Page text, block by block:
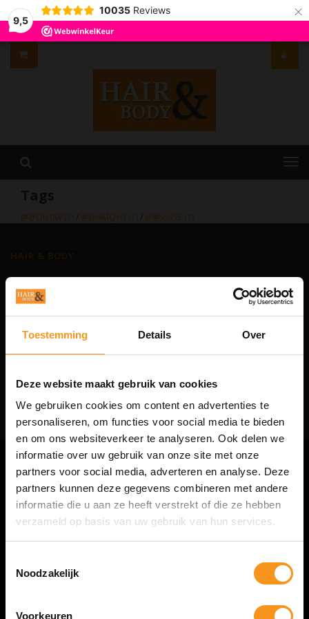
Toestemming Details Over
Deze website maakt gebruik van cookies
We gebruiken cookies om content en advertenties te
personaliseren, om functies voor social media te bieden
en om ons websiteverkeer te analyseren. Ook delen we
informatie over uw gebruik van onze site met onze
partners voor social media, adverteren en analyse. Deze
partners kunnen deze gegevens combineren met andere
informatie die u aan ze heeft verstrekt of die ze hebben
verzameld op basis van uw gebruik van hun services.
Noodzakelijk
Voorkeuren
9,5
10035 Reviews ×
Tags
@@OtL0W (1) @@wMQxG (1) @@x5iG5 (1)
HAIR & BODY
NIEUWSBRIEF
KLANTENSERVICE
Algemene voorwaarden
Privacy Statement & Cookie beleid
FAQ (Veelgestelde vragen)
INFORMATIE
10% Summer Time Korting
Geniet van de zomer met10% Summer TIme Kortingop